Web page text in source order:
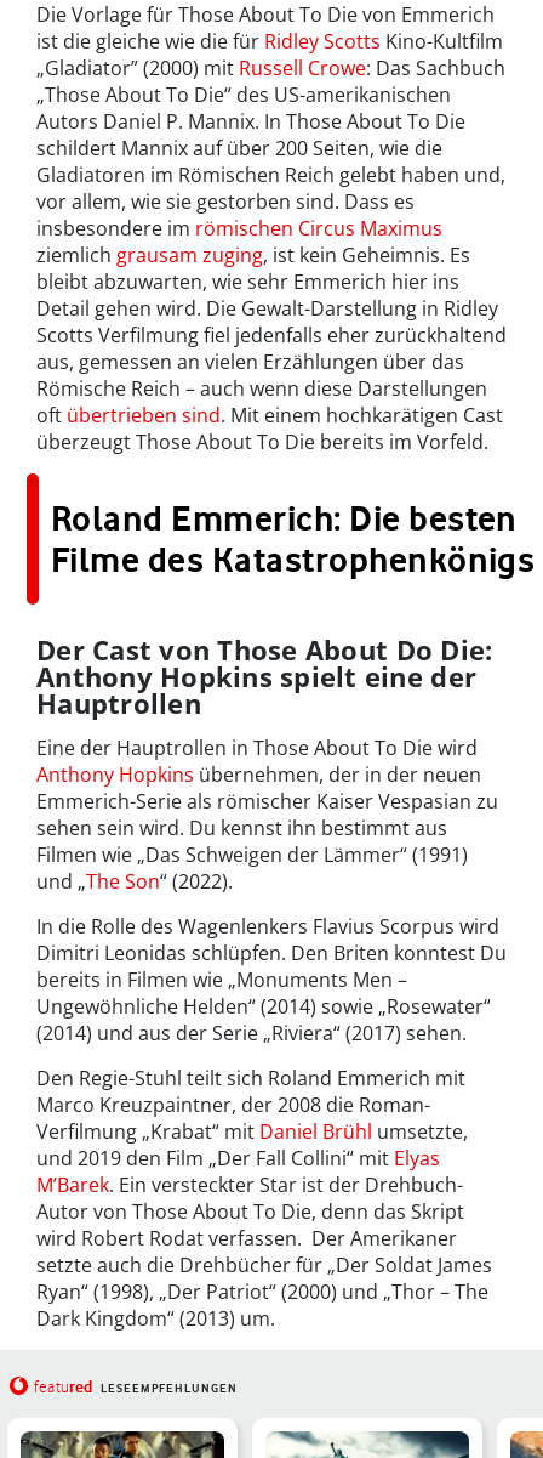
Die Vorlage für Those About To Die von Emmerich
ist die gleiche wie die für Ridley Scotts Kino-Kultfilm
„Gladiator” (2000) mit Russell Crowe: Das Sachbuch
„Those About To Die“ des US-amerikanischen
Autors Daniel P. Mannix. In Those About To Die
schildert Mannix auf über 200 Seiten, wie die
Gladiatoren im Römischen Reich gelebt haben und,
vor allem, wie sie gestorben sind. Dass es
insbesondere im römischen Circus Maximus
ziemlich grausam zuging, ist kein Geheimnis. Es
bleibt abzuwarten, wie sehr Emmerich hier ins
Detail gehen wird. Die Gewalt-Darstellung in Ridley
Scotts Verfilmung fiel jedenfalls eher zurückhaltend
aus, gemessen an vielen Erzählungen über das
Römische Reich – auch wenn diese Darstellungen
oft übertrieben sind. Mit einem hochkarätigen Cast
überzeugt Those About To Die bereits im Vorfeld.
Roland Emmerich: Die besten
Filme des Katastrophenkönigs
Der Cast von Those About Do Die:
Anthony Hopkins spielt eine der
Hauptrollen
Eine der Hauptrollen in Those About To Die wird
Anthony Hopkins übernehmen, der in der neuen
Emmerich-Serie als römischer Kaiser Vespasian zu
sehen sein wird. Du kennst ihn bestimmt aus
Filmen wie „Das Schweigen der Lämmer“ (1991)
und „The Son“ (2022).
In die Rolle des Wagenlenkers Flavius Scorpus wird
Dimitri Leonidas schlüpfen. Den Briten konntest Du
bereits in Filmen wie „Monuments Men –
Ungewöhnliche Helden“ (2014) sowie „Rosewater“
(2014) und aus der Serie „Riviera“ (2017) sehen.
Den Regie-Stuhl teilt sich Roland Emmerich mit
Marco Kreuzpaintner, der 2008 die Roman-
Verfilmung „Krabat“ mit Daniel Brühl umsetzte,
und 2019 den Film „Der Fall Collini“ mit Elyas
M’Barek. Ein versteckter Star ist der Drehbuch-
Autor von Those About To Die, denn das Skript
wird Robert Rodat verfassen. Der Amerikaner
setzte auch die Drehbücher für „Der Soldat James
Ryan“ (1998), „Der Patriot“ (2000) und „Thor – The
Dark Kingdom“ (2013) um.
featured LESEEMPFEHLUNGEN